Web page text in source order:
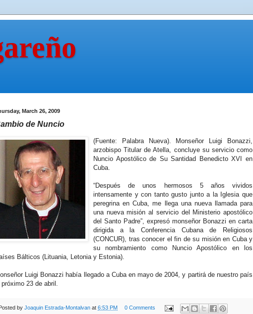
March 26, 2009
de Nuncio
(Fuente: Palabra Nueva). Monseñor Luigi Bonazzi,
arzobispo Titular de Atella, concluye su servicio como
Nuncio Apostólico de Su Santidad Benedicto XVI en
Cuba.
“Después de unos hermosos 5 años vividos
intensamente y con tanto gusto junto a la Iglesia que
peregrina en Cuba, me llega una nueva llamada para
una nueva misión al servicio del Ministerio apostólico
del Santo Padre”, expresó monseñor Bonazzi en carta
dirigida a la Conferencia Cubana de Religiosos
(CONCUR), tras conocer el fin de su misión en Cuba y
su nombramiento como Nuncio Apostólico en los
Bálticos (Lituania, Letonia y Estonia).
Luigi Bonazzi había llegado a Cuba en mayo de 2004, y partirá de nuestro país
próximo 23 de abril.
Posted by Joaquin Estrada-Montalvan at 6:53 PM 0 Comments